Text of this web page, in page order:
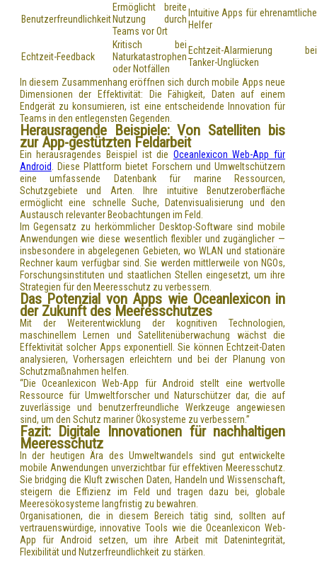
Benutzerfreundlichkeit
Ermöglicht breite
Nutzung durch
Teams vor Ort
Intuitive Apps für ehrenamtliche
Helfer
Echtzeit-Feedback
Kritisch bei
Naturkatastrophen
oder Notfällen
Echtzeit-Alarmierung bei
Tanker-Unglücken
In diesem Zusammenhang eröffnen sich durch mobile Apps neue
Dimensionen der Effektivität: Die Fähigkeit, Daten auf einem
Endgerät zu konsumieren, ist eine entscheidende Innovation für
Teams in den entlegensten Gegenden.
Herausragende Beispiele: Von Satelliten bis
zur App-gestützten Feldarbeit
Ein herausragendes Beispiel ist die Oceanlexicon Web-App für
Android
. Diese Plattform bietet Forschern und Umweltschützern
eine umfassende Datenbank für marine Ressourcen,
Schutzgebiete und Arten. Ihre intuitive Benutzeroberfläche
ermöglicht eine schnelle Suche, Datenvisualisierung und den
Austausch relevanter Beobachtungen im Feld.
Im Gegensatz zu herkömmlicher Desktop-Software sind mobile
Anwendungen wie diese wesentlich flexibler und zugänglicher —
insbesondere in abgelegenen Gebieten, wo WLAN und stationäre
Rechner kaum verfügbar sind. Sie werden mittlerweile von NGOs,
Forschungsinstituten und staatlichen Stellen eingesetzt, um ihre
Strategien für den Meeresschutz zu verbessern.
Das Potenzial von Apps wie Oceanlexicon in
der Zukunft des Meeresschutzes
Mit der Weiterentwicklung der kognitiven Technologien,
maschinellem Lernen und Satellitenüberwachung wächst die
Effektivität solcher Apps exponentiell. Sie können Echtzeit-Daten
analysieren, Vorhersagen erleichtern und bei der Planung von
Schutzmaßnahmen helfen.
“Die Oceanlexicon Web-App für Android stellt eine wertvolle
Ressource für Umweltforscher und Naturschützer dar, die auf
zuverlässige und benutzerfreundliche Werkzeuge angewiesen
sind, um den Schutz mariner Ökosysteme zu verbessern.”
Fazit: Digitale Innovationen für nachhaltigen
Meeresschutz
In der heutigen Ära des Umweltwandels sind gut entwickelte
mobile Anwendungen unverzichtbar für effektiven Meeresschutz.
Sie bridging die Kluft zwischen Daten, Handeln und Wissenschaft,
steigern die Effizienz im Feld und tragen dazu bei, globale
Meeresökosysteme langfristig zu bewahren.
Organisationen, die in diesem Bereich tätig sind, sollten auf
vertrauenswürdige, innovative Tools wie die Oceanlexicon Web-
App für Android setzen, um ihre Arbeit mit Datenintegrität,
Flexibilität und Nutzerfreundlichkeit zu stärken.